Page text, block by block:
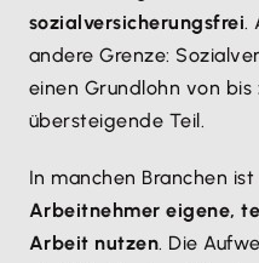
sozialversicherungsfrei.
andere Grenze:
einen Grundlohn von bis
übersteigende Teil.
In manchen Branchen ist
Arbeitnehmer eigene,
Arbeit nutzen. Die